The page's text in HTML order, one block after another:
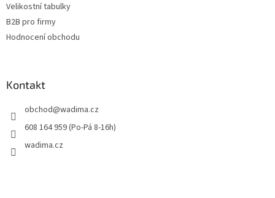
Velikostní tabulky
B2B pro firmy
Hodnocení obchodu
Kontakt
obchod@wadima.cz
608 164 959 (Po-Pá 8-16h)
wadima.cz